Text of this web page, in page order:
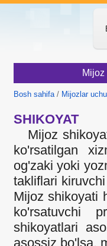
Bosh sahifa/ Mijozlar
SHIKOYAT
Mijoz
ko'rsatilgan
og'zaki yoki
takliflari
Mijoz shikoyati
ko'rsatuvchi
shikoyatlari
asossiz bo'lsa,